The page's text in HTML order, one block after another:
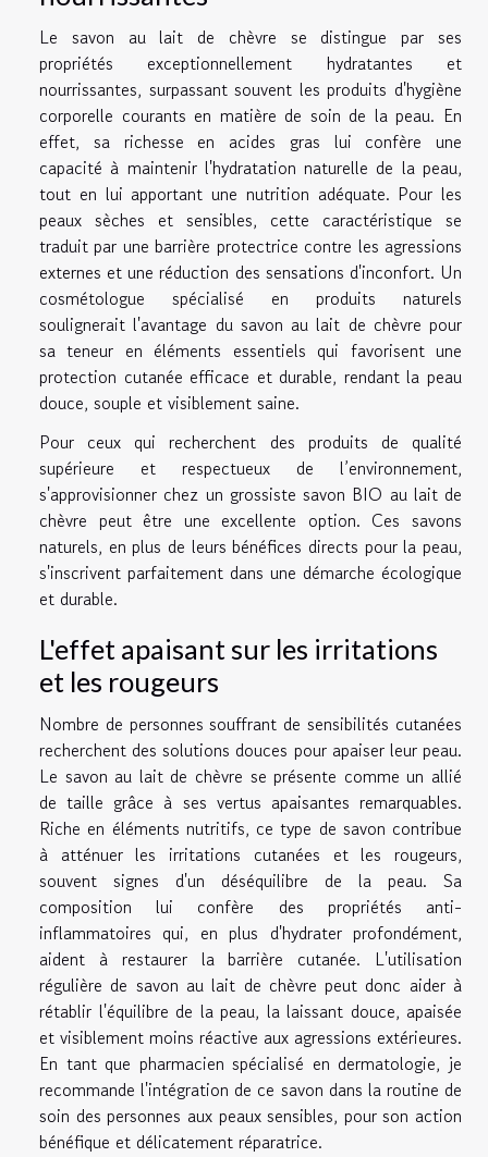
Le savon au lait de chèvre se distingue par ses
propriétés exceptionnellement hydratantes et
nourrissantes, surpassant souvent les produits d'hygiène
corporelle courants en matière de soin de la peau. En
effet, sa richesse en acides gras lui confère une
capacité à maintenir l'hydratation naturelle de la peau,
tout en lui apportant une nutrition adéquate. Pour les
peaux sèches et sensibles, cette caractéristique se
traduit par une barrière protectrice contre les agressions
externes et une réduction des sensations d'inconfort. Un
cosmétologue spécialisé en produits naturels
soulignerait l'avantage du savon au lait de chèvre pour
sa teneur en éléments essentiels qui favorisent une
protection cutanée efficace et durable, rendant la peau
douce, souple et visiblement saine.
Pour ceux qui recherchent des produits de qualité
supérieure et respectueux de l’environnement,
s'approvisionner chez un grossiste savon BIO au lait de
chèvre peut être une excellente option. Ces savons
naturels, en plus de leurs bénéfices directs pour la peau,
s'inscrivent parfaitement dans une démarche écologique
et durable.
L'effet apaisant sur les irritations
et les rougeurs
Nombre de personnes souffrant de sensibilités cutanées
recherchent des solutions douces pour apaiser leur peau.
Le savon au lait de chèvre se présente comme un allié
de taille grâce à ses vertus apaisantes remarquables.
Riche en éléments nutritifs, ce type de savon contribue
à atténuer les irritations cutanées et les rougeurs,
souvent signes d'un déséquilibre de la peau. Sa
composition lui confère des propriétés anti-
inflammatoires qui, en plus d'hydrater profondément,
aident à restaurer la barrière cutanée. L'utilisation
régulière de savon au lait de chèvre peut donc aider à
rétablir l'équilibre de la peau, la laissant douce, apaisée
et visiblement moins réactive aux agressions extérieures.
En tant que pharmacien spécialisé en dermatologie, je
recommande l'intégration de ce savon dans la routine de
soin des personnes aux peaux sensibles, pour son action
bénéfique et délicatement réparatrice.